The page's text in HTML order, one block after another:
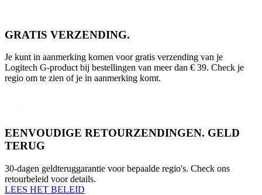
GRATIS VERZENDING.
Je kunt in aanmerking komen voor gratis verzending van je
Logitech G-product bij bestellingen van meer dan € 39. Check je
regio om te zien of je in aanmerking komt.
EENVOUDIGE RETOURZENDINGEN. GELD
TERUG
30-dagen geldteruggarantie voor bepaalde regio's. Check ons
retourbeleid voor details.
LEES HET BELEID